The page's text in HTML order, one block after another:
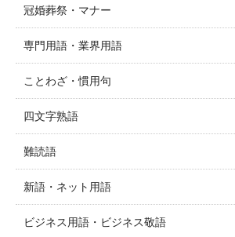
冠婚葬祭・マナー
専門用語・業界用語
ことわざ・慣用句
四文字熟語
難読語
新語・ネット用語
ビジネス用語・ビジネス敬語